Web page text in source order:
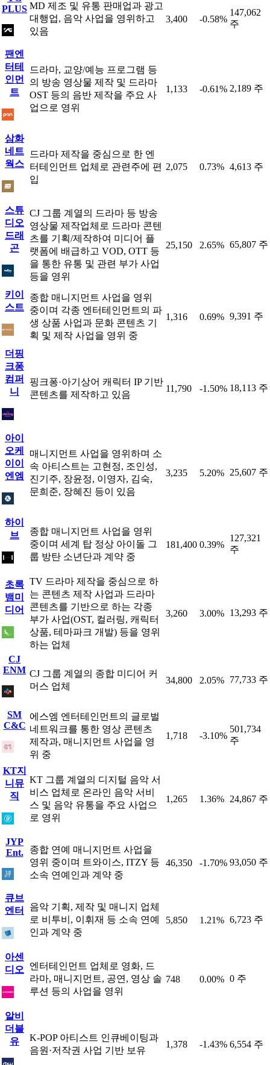
PLUS MD 제조 및 유통 판매업과 광고
대행업, 음악 사업을 영위하고
있음
3,400 -0.58%
147,062
주
팬엔
터테
인먼
트
드라마, 교양/예능 프로그램 등
의 방송 영상물 제작 및 드라마
OST 등의 음반 제작을 주요 사
업으로 영위
1,133 -0.61% 2,189 주
삼화
네트
웍스
드라마 제작을 중심으로 한 엔
터테인먼트 업체로 관련주에 편
입
2,075 0.73% 4,613 주
스튜
디오
드래
곤
CJ 그룹 계열의 드라마 등 방송
영상물 제작업체로 드라마 콘텐
츠를 기획/제작하여 미디어 플
랫폼에 배급하고 VOD, OTT 등
을 통한 유통 및 관련 부가 사업
등을 영위
25,150 2.65% 65,807 주
키이
스트
종합 매니지먼트 사업을 영위
중이며 각종 엔터테인먼트의 파
생 상품 사업과 문화 콘텐츠 기
획 및 제작 사업을 영위 중
1,316 0.69% 9,391 주
더핑
크퐁
컴퍼
니
핑크퐁·아기상어 캐릭터 IP 기반
콘텐츠를 제작하고 있음
11,790 -1.50% 18,113 주
아이
오케
이이
엔엠
매니지먼트 사업을 영위하며 소
속 아티스트는 고현정, 조인성,
진기주, 장윤정, 이영자, 김숙,
문희준, 장혜진 등이 있음
3,235 5.20% 25,607 주
하이
브
종합 매니지먼트 사업을 영위
중이며 세계 탑 정상 아이돌 그
룹 방탄 소년단과 계약 중
181,400 0.39%
127,321
주
초록
뱀미
디어
TV 드라마 제작을 중심으로 하
는 콘텐츠 제작 사업과 드라마
콘텐츠를 기반으로 하는 각종
부가 사업(OST, 컬러링, 캐릭터
상품, 테마파크 개발) 등을 영위
하는 업체
3,260 3.00% 13,293 주
CJ
ENM CJ 그룹 계열의 종합 미디어 커
머스 업체
34,800 2.05% 77,733 주
SM
C&C
에스엠 엔터테인먼트의 글로벌
네트워크를 통한 영상 콘텐츠
제작과, 매니지먼트 사업을 영
위 중
1,718 -3.10%
501,734
주
KT지
니뮤
직
KT 그룹 계열의 디지털 음악 서
비스 업체로 온라인 음악 서비
스 및 음악 유통을 주요 사업으
로 영위
1,265 1.36% 24,867 주
JYP
Ent.
종합 연예 매니지먼트 사업을
영위 중이며 트와이스, ITZY 등
소속 연예인과 계약 중
46,350 -1.70% 93,050 주
큐브
엔터
음악 기획, 제작 및 매니지 업체
로 비투비, 이휘재 등 소속 연예
인과 계약 중
5,850 1.21% 6,723 주
아센
디오
엔터테인먼트 업체로 영화, 드
라마, 매니지먼트, 공연, 영상 솔
루션 등의 사업을 영위
748 0.00% 0 주
알비
더블
유
K-POP 아티스트 인큐베이팅과
음원·저작권 사업 기반 보유
1,378 -1.43% 6,554 주